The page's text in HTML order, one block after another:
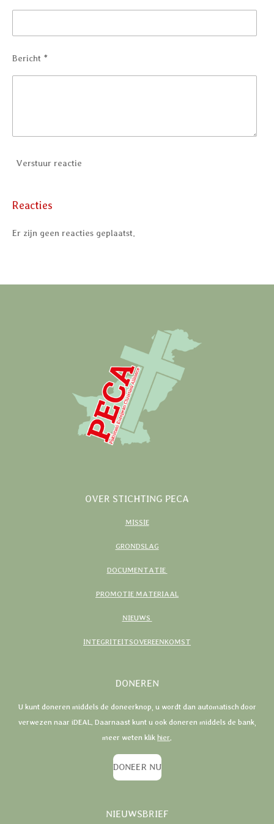
Bericht *
Verstuur reactie
Reacties
Er zijn geen reacties geplaatst.
OVER STICHTING PECA
MISSIE
GRONDSLAG
DOCUMENTATIE
PROMOTIE MATERIAAL
NIEUWS
INTEGRITEITSOVEREENKOMST
DONEREN
U kunt doneren middels de doneerknop, u wordt dan automatisch door
verwezen naar iDEAL. Daarnaast kunt u ook doneren middels de bank,
meer weten klik hier
DONEER NU
NIEUWSBRIEF